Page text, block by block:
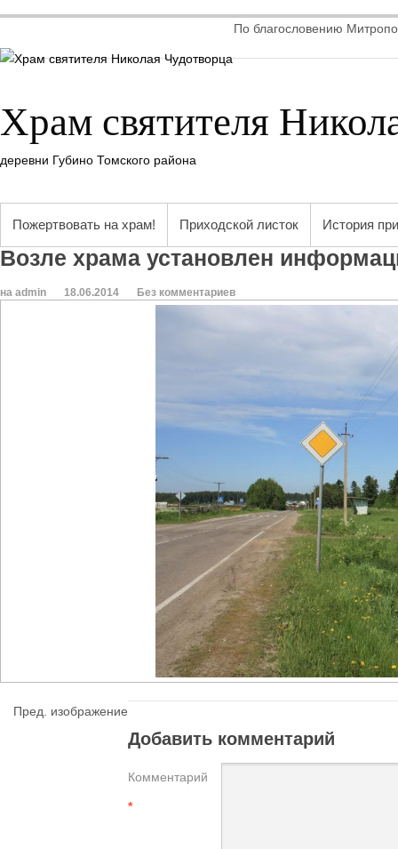
По благословению
Храм святителя
деревни Губино Томского района
Пожертвовать на храм! Приходской листок История
Возле храма установлен
на admin 18.06.2014 Без комментариев
Пред. изображение
Добавить комментарий
Комментарий
*